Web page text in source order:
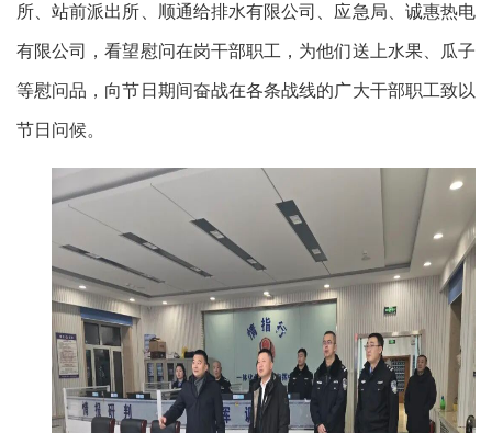
所、站前派出所、顺通给排水有限公司、应急局、诚惠热电
有限公司，看望慰问在岗干部职工，为他们送上水果、瓜子
等慰问品，向节日期间奋战在各条战线的广大干部职工致以
节日问候。